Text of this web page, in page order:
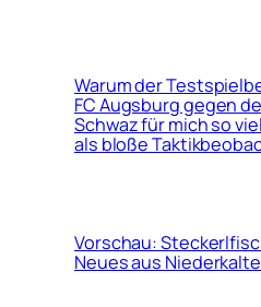
Warum der
FC Augsburg gegen
Schwaz für mich so
als bloße
Vorschau:
Neues aus